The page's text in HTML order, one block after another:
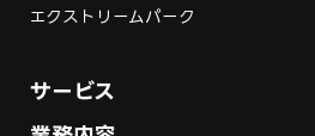
エクストリームパーク
サービス
ステージ施工プラン